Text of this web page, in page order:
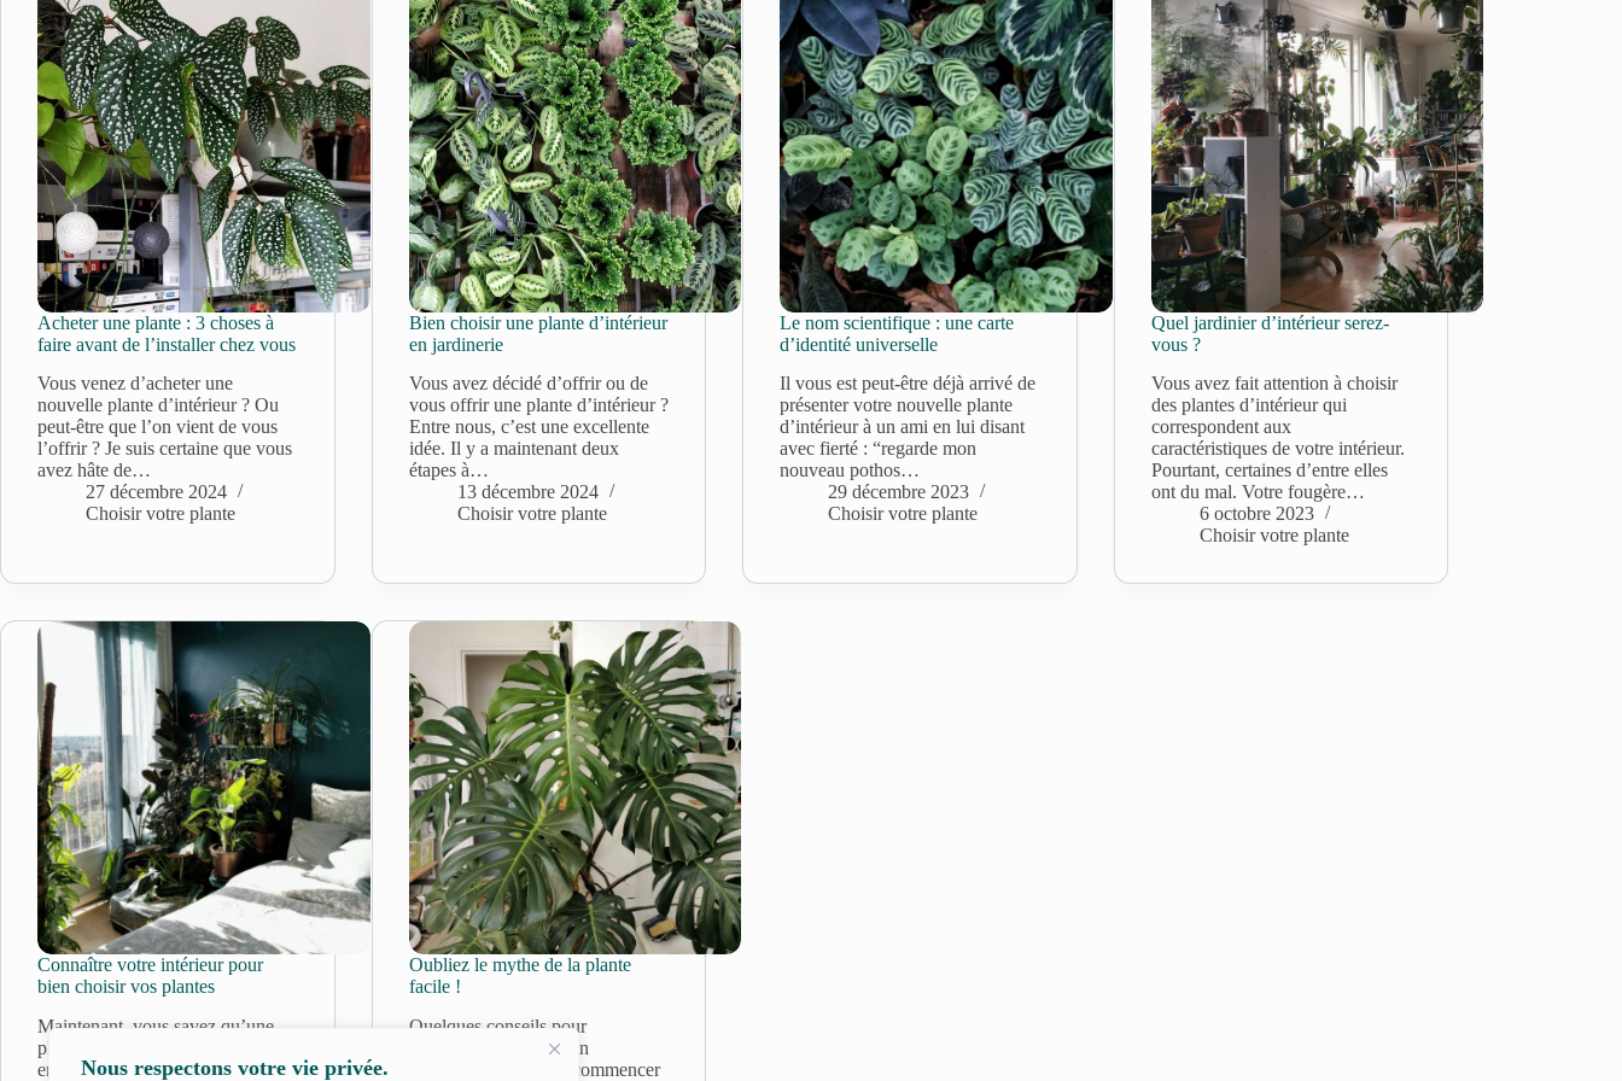
Nous respectons votre vie privée.
Acheter une plante : 3 choses à
faire avant de l’installer chez vous
Vous venez d’acheter une
nouvelle plante d’intérieur ? Ou
peut-être que l’on vient de vous
l’offrir ? Je suis certaine que vous
avez hâte de…
27 décembre 2024
Choisir votre plante
Bien choisir une plante d’intérieur
en jardinerie
Vous avez décidé d’offrir ou de
vous offrir une plante d’intérieur ?
Entre nous, c’est une excellente
idée. Il y a maintenant deux
étapes à…
13 décembre 2024
Choisir votre plante
Le nom scientifique : une carte
d’identité universelle
Il vous est peut-être déjà arrivé de
présenter votre nouvelle plante
d’intérieur à un ami en lui disant
avec fierté : “regarde mon
nouveau pothos…
29 décembre 2023
Choisir votre plante
Quel jardinier d’intérieur serez-
vous ?
Vous avez fait attention à choisir
des plantes d’intérieur qui
correspondent aux
caractéristiques de votre intérieur.
Pourtant, certaines d’entre elles
ont du mal. Votre fougère…
6 octobre 2023
Choisir votre plante
Connaître votre intérieur pour
bien choisir vos plantes
Maintenant, vous savez qu’une
plante d’intérieur n’est facile à
entretenir que si elle est adaptée
Oubliez le mythe de la plante
facile !
Quelques conseils pour
commencer votre jardin
d’intérieur Comment commencer